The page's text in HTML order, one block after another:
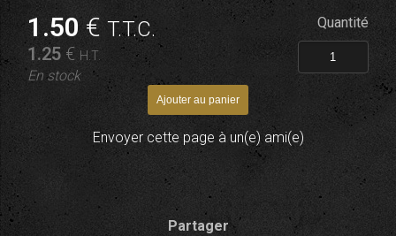
1 .50€T.T.C.
1.25 € H.T.
En stock
Quantité
Envoyer cette page à un(e) ami(e)
Partager